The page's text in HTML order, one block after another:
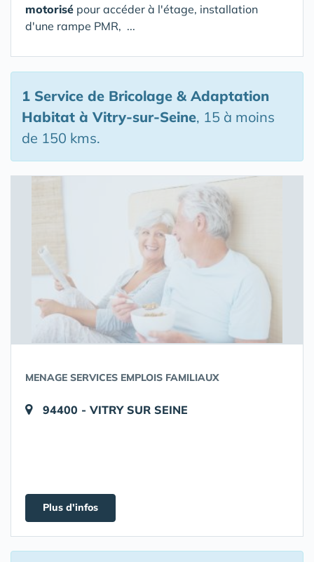
motorisé pour accéder à l'étage, installation
d'une rampe PMR, ...
1 Service de Bricolage & Adaptation
Habitat à Vitry-sur-Seine, 15 à moins
de 150 kms.
MENAGE SERVICES EMPLOIS FAMILIAUX
94400 - VITRY SUR SEINE
Plus d'infos